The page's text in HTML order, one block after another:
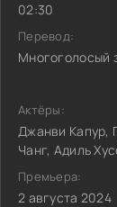
02:30
Перевод:
Многоголосый
Актёры:
Джанви Капур,
Чанг, Адиль
Премьера:
2 августа 2024